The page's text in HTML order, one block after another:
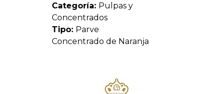
Categoría: Pulpas y
Concentrados
Tipo: Parve
Concentrado de Naranja